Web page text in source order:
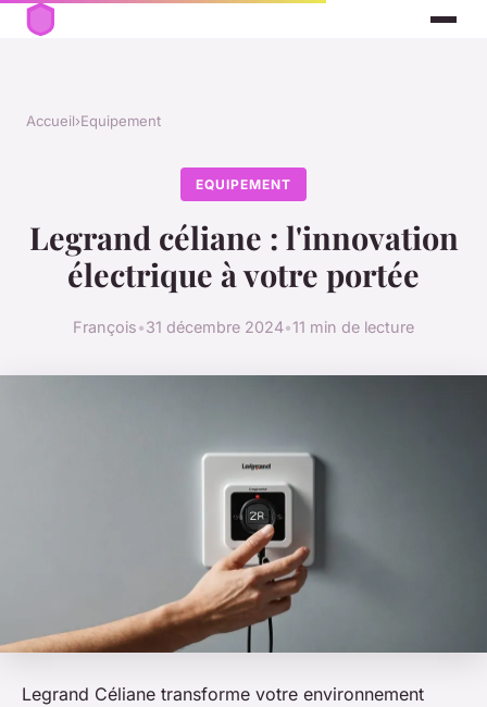
Accueil›Equipement
EQUIPEMENT
Legrand céliane : l'innovation
électrique à votre portée
François•31 décembre 2024•11 min de lecture
Legrand Céliane transforme votre environnement